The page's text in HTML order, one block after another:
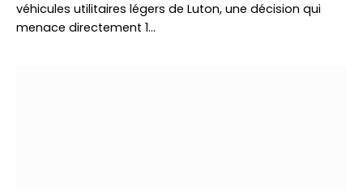
véhicules utilitaires légers de Luton, une décision qui
menace directement 1…